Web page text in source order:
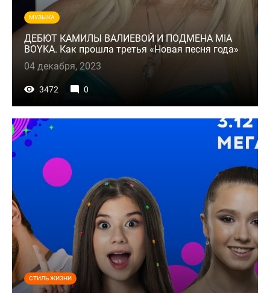
МУЗЫКА
ДЕБЮТ КАМИЛЫ ВАЛИЕВОЙ И ПОДМЕНА MIA
BOYKA. Как прошла третья «Новая песня года»
04 декабря, 2023
3472 0
СТИЛЬ ЖИЗНИ